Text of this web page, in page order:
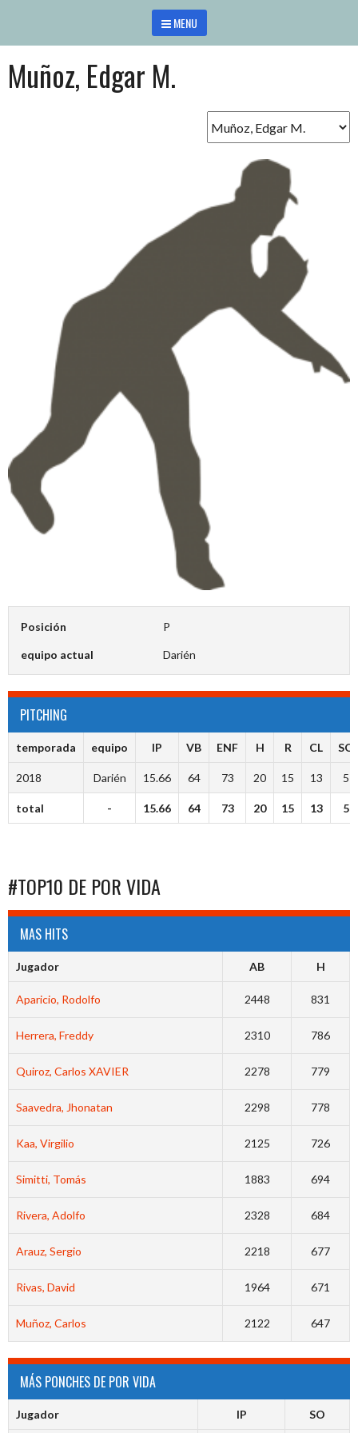
contenido
MENU
Muñoz, Edgar M.
Posición P
equipo actual Darién
PITCHING
temporada equipo IP VB ENF H R CL SO
2018 Darién 15.66 64 73 20 15 13 5
total - 15.66 64 73 20 15 13 5
#TOP10 DE POR VIDA
MAS HITS
Jugador AB H
Aparicio, Rodolfo 2448 831
Herrera, Freddy 2310 786
Quiroz, Carlos XAVIER 2278 779
Saavedra, Jhonatan 2298 778
Kaa, Virgilio 2125 726
Simitti, Tomás 1883 694
Rivera, Adolfo 2328 684
Arauz, Sergio 2218 677
Rivas, David 1964 671
Muñoz, Carlos 2122 647
MÁS PONCHES DE POR VIDA
Jugador IP SO